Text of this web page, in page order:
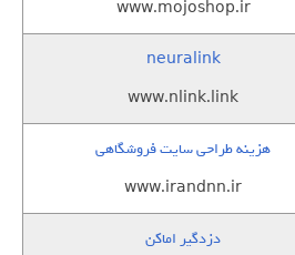
www.mojoshop.ir
neuralink
www.nlink.link
هزینه طراحی سایت فروشگاهی
www.irandnn.ir
دزدگیر اماکن